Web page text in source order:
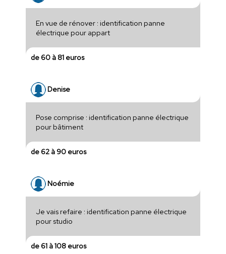
En vue de rénover : identification panne
électrique pour appart
de 60 à 81 euros
Denise
Pose comprise : identification panne électrique
pour bâtiment
de 62 à 90 euros
Noémie
Je vais refaire : identification panne électrique
pour studio
de 61 à 108 euros